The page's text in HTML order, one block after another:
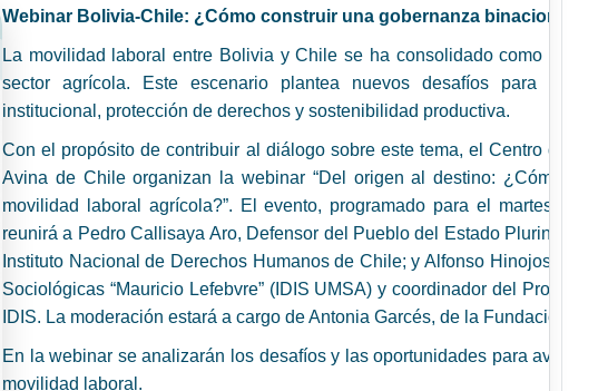
Webinar Bolivia-Chile: ¿Cómo construir una gobernanza binacional
La movilidad laboral entre Bolivia y Chile se ha consolidado como un
sector agrícola. Este escenario plantea nuevos desafíos para
institucional, protección de derechos y sostenibilidad productiva.
Con el propósito de contribuir al diálogo sobre este tema, el Centro de
Avina de Chile organizan la webinar “Del origen al destino: ¿Cómo
movilidad laboral agrícola?”. El evento, programado para el martes 21
reunirá a Pedro Callisaya Aro, Defensor del Pueblo del Estado
Instituto Nacional de Derechos Humanos de Chile; y Alfonso Hinojosa,
Sociológicas “Mauricio Lefebvre” (IDIS UMSA) y coordinador del
IDIS. La moderación estará a cargo de Antonia Garcés, de la Fundación
En la webinar se analizarán los desafíos y las oportunidades para
movilidad laboral.